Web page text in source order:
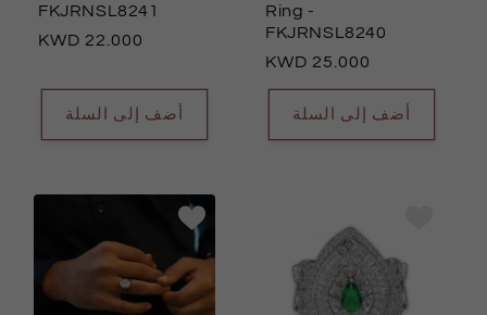
FKJRNSL8241
السعر22.000
أضف إلى السلة
Ring -
FKJRNSL8240
السعر
العادي
25.000
أضف إلى السلة